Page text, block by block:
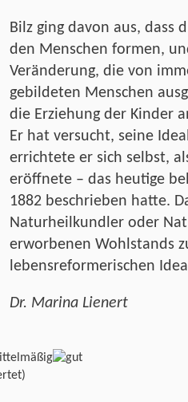
Bilz ging davon aus, dass
den Menschen formen,
Veränderung, die von
gebildeten Menschen
die Erziehung der Kinder
Er hat versucht, seine
errichtete er sich selbst,
eröffnete – das heutige
1882 beschrieben hatte.
Naturheilkundler oder
erworbenen Wohlstands
lebensreformerischen
Dr. Marina Lienert